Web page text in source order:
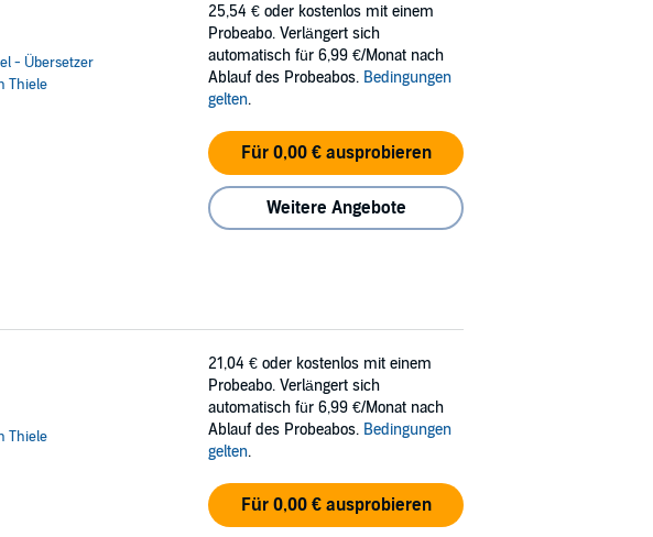
- Übersetzer
Thiele
25,54 € oder kostenlos mit einem
Probeabo. Verlängert sich
automatisch für 6,99 €/Monat nach
Ablauf des Probeabos. Bedingungen
gelten.
Für 0,00 € ausprobieren
Weitere Angebote
Thiele
21,04 € oder kostenlos mit einem
Probeabo. Verlängert sich
automatisch für 6,99 €/Monat nach
Ablauf des Probeabos. Bedingungen
gelten.
Für 0,00 € ausprobieren